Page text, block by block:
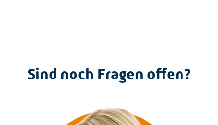
Sind noch Fragen offen?